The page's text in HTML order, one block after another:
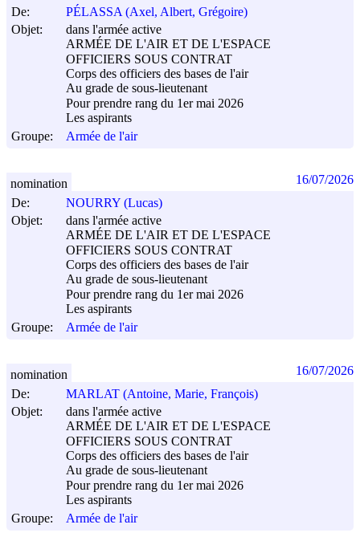
De:
PÉLASSA (Axel, Albert, Grégoire)
Objet:
dans l'armée active
ARMÉE DE L'AIR ET DE L'ESPACE
OFFICIERS SOUS CONTRAT
Corps des officiers des bases de l'air
Au grade de sous-lieutenant
Pour prendre rang du 1er mai 2026
Les aspirants
Groupe:
Armée de l'air
De:
NOURRY (Lucas)
Objet:
dans l'armée active
ARMÉE DE L'AIR ET DE L'ESPACE
OFFICIERS SOUS CONTRAT
Corps des officiers des bases de l'air
Au grade de sous-lieutenant
Pour prendre rang du 1er mai 2026
Les aspirants
Groupe:
Armée de l'air
nomination 16/07/2026
De:
MARLAT (Antoine, Marie, François)
Objet:
dans l'armée active
ARMÉE DE L'AIR ET DE L'ESPACE
OFFICIERS SOUS CONTRAT
Corps des officiers des bases de l'air
Au grade de sous-lieutenant
Pour prendre rang du 1er mai 2026
Les aspirants
Groupe:
Armée de l'air
nomination 16/07/2026